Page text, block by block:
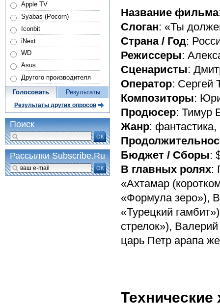
Название фильма
Слоган: «Ты
Страна / Год:
Режиссеры:
Сценаристы:
Оператор: Сергей
Композиторы:
Продюсер: Тимур
Жанр:
Бюджет / Сборы:
В главных ролях:
«Ахтамар
«Формула зеро»),
«Турецкий
стрелок»),
царь Петр арапа
Технические
Apple TV
Syabas (Pocorn)
Iconbit
iNext
WD
Asus
Другого производителя
Голосовать Результаты
Результаты других опросов
Поиск
ОК
Рассылки Subscribe.Ru
ОК